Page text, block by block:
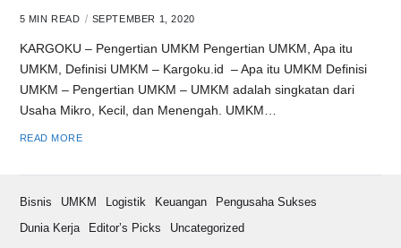
5 MIN READ SEPTEMBER 1, 2020
KARGOKU – Pengertian UMKM Pengertian UMKM, Apa itu
UMKM, Definisi UMKM – Kargoku.id – Apa itu UMKM Definisi
UMKM – Pengertian UMKM – UMKM adalah singkatan dari
Usaha Mikro, Kecil, dan Menengah. UMKM…
READ MORE
Bisnis UMKM Logistik Keuangan
Pengusaha Sukses
Dunia Kerja
Editor’s Picks Uncategorized